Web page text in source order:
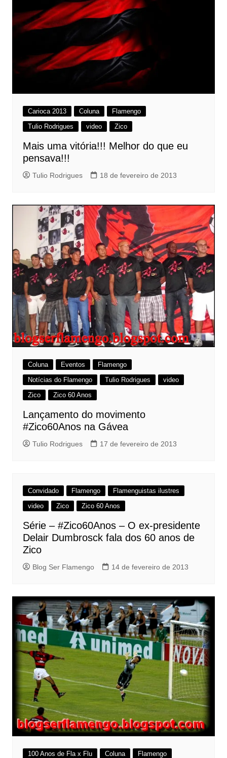
Carioca 2013 Coluna
Flamengo
Tulio Rodrigues
video Zico
Mais uma vitória!!! Melhor do que eu
pensava!!!
Tulio Rodrigues 18 de fevereiro de 2013
Coluna Eventos
Flamengo
Notícias do Flamengo
Tulio Rodrigues
video
Zico
Zico 60 Anos
Lançamento do movimento
#Zico60Anos na Gávea
Tulio Rodrigues 17 de fevereiro de 2013
Convidado Flamengo
Flamenguistas ilustres
video
Zico Zico 60 Anos
Série – #Zico60Anos – O ex-presidente
Delair Dumbrosck fala dos 60 anos de
Zico
Blog Ser Flamengo 14 de fevereiro de 2013
100 Anos de Fla x Flu Coluna Flamengo